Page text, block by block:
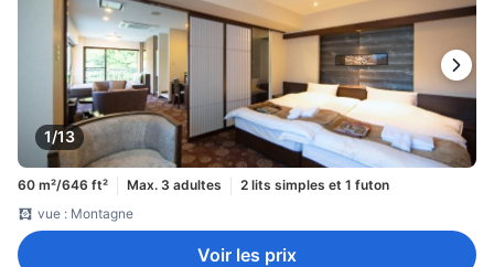
1/13
60 m²/646 ft² Max. 3 adultes
2 lits simples et 1 futon
vue : Montagne
Voir les prix